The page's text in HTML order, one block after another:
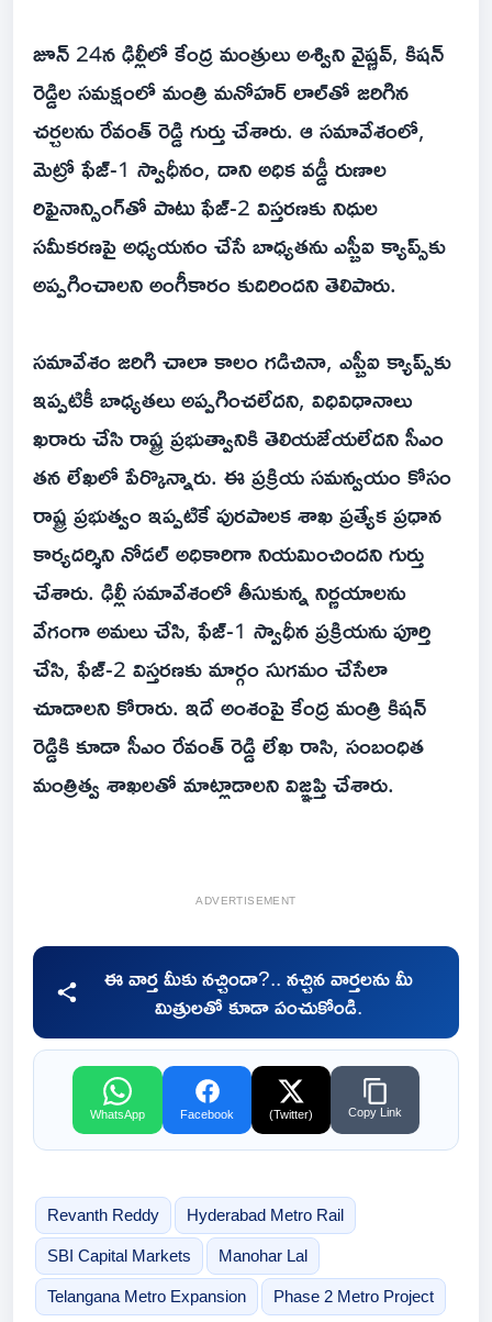
జూన్ 24న ఢిల్లీలో కేంద్ర మంత్రులు అశ్విని వైష్ణవ్, కిషన్
రెడ్డిల సమక్షంలో మంత్రి మనోహర్ లాల్‌తో జరిగిన
చర్చలను రేవంత్ రెడ్డి గుర్తు చేశారు. ఆ సమావేశంలో,
మెట్రో ఫేజ్-1 స్వాధీనం, దాని అధిక వడ్డీ రుణాల
రిఫైనాన్సింగ్‌తో పాటు ఫేజ్-2 విస్తరణకు నిధుల
సమీకరణపై అధ్యయనం చేసే బాధ్యతను ఎస్బీఐ క్యాప్స్‌కు
అప్పగించాలని అంగీకారం కుదిరిందని తెలిపారు.
సమావేశం జరిగి చాలా కాలం గడిచినా, ఎస్బీఐ క్యాప్స్‌కు
ఇప్పటికీ బాధ్యతలు అప్పగించలేదని, విధివిధానాలు
ఖరారు చేసి రాష్ట్ర ప్రభుత్వానికి తెలియజేయలేదని సీఎం
తన లేఖలో పేర్కొన్నారు. ఈ ప్రక్రియ సమన్వయం కోసం
రాష్ట్ర ప్రభుత్వం ఇప్పటికే పురపాలక శాఖ ప్రత్యేక ప్రధాన
కార్యదర్శిని నోడల్ అధికారిగా నియమించిందని గుర్తు
చేశారు. ఢిల్లీ సమావేశంలో తీసుకున్న నిర్ణయాలను
వేగంగా అమలు చేసి, ఫేజ్-1 స్వాధీన ప్రక్రియను పూర్తి
చేసి, ఫేజ్-2 విస్తరణకు మార్గం సుగమం చేసేలా
చూడాలని కోరారు. ఇదే అంశంపై కేంద్ర మంత్రి కిషన్
రెడ్డికి కూడా సీఎం రేవంత్ రెడ్డి లేఖ రాసి, సంబంధిత
మంత్రిత్వ శాఖలతో మాట్లాడాలని విజ్ఞప్తి చేశారు.
ADVERTISEMENT
ఈ వార్త మీకు నచ్చిందా?.. నచ్చిన వార్తలను మీ
మిత్రులతో కూడా పంచుకోండి.
WhatsApp Facebook (Twitter) Copy Link
Revanth Reddy Hyderabad Metro Rail
SBI Capital Markets Manohar Lal
Telangana Metro Expansion Phase 2 Metro Project